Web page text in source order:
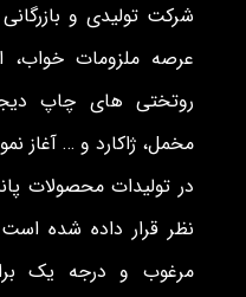
شرکت تولیدی و
عرصه ملزومات خواب،
روتختی های چاپ
مخمل، ژاکارد و … آغاز
در تولیدات محصولات
نظر قرار داده شده
مرغوب و درجه یک